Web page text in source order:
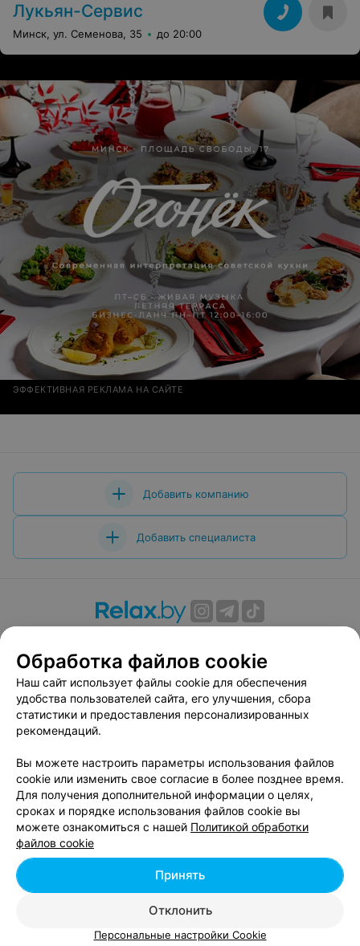
Лукьян-Сервис
Минск, ул. Семенова, 35 до 20:00
ЭФФЕКТИВНАЯ РЕКЛАМА НА САЙТЕ
Добавить компанию
Добавить специалиста
Вакансии
Публичный договор
Способы оплаты
Публичный договор по использованию сервиса
«Афиша»
Пользовательское соглашение
Связаться по вопросам сотрудничества
Написать руководителю relax.by
Персональные настройки cookie
Обработка персональных данных
© 2026 ООО «Артокс Лаб», УНП 191700409, регистрирующий орган -
| 220012, Республика Беларусь, г. Минск,
Обработка файлов cookie
Наш сайт использует файлы cookie для обеспечения
удобства пользователей сайта, его улучшения, сбора
статистики и предоставления персонализированных
рекомендаций.
Вы можете настроить параметры использования файлов
cookie или изменить свое согласие в более позднее время.
Для получения дополнительной информации о целях,
сроках и порядке использования файлов cookie вы
можете ознакомиться с нашей Политикой обработки
файлов cookie
Отклонить
Принять
Персональные настройки Cookie